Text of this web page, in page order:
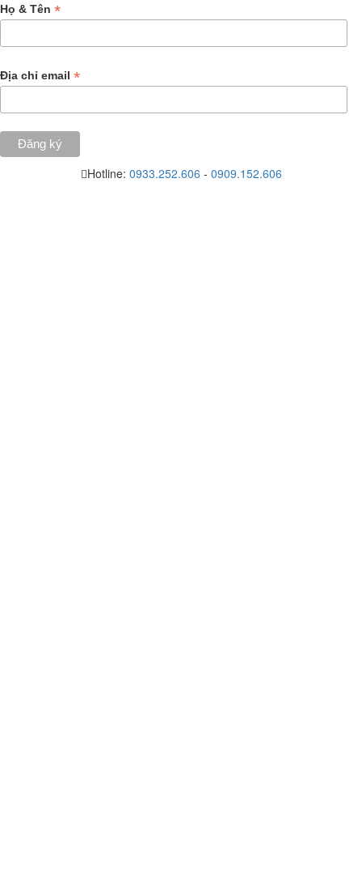
Họ & Tên *
Địa chỉ email *
Hotline: 0933.252.606 - 0909.152.606